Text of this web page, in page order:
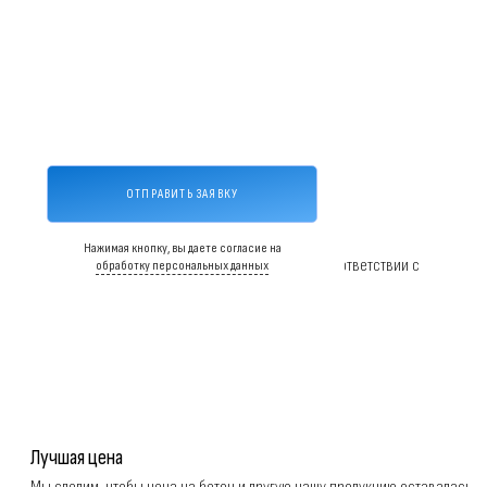
ОТПРАВИТЬ ЗАЯВКУ
Нажимая кнопку, вы даете согласие на
обработку персональных данных
Производим бетон строго по ГОСТу и в полном соответствии с
Лучшая цена